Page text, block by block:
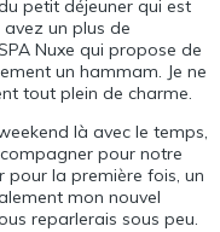
petit déjeuner qui est
avez un plus de
Nuxe qui propose de
un hammam. Je ne
tout plein de charme.
là avec le temps,
pour notre
pour la première fois, un
mon nouvel
reparlerais sous peu.